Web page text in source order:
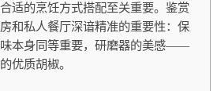
适的烹饪方式搭配至关重要。鉴赏
和私人餐厅深谙精准的重要性：保
味本身同等重要，研磨器的美感——
优质胡椒。